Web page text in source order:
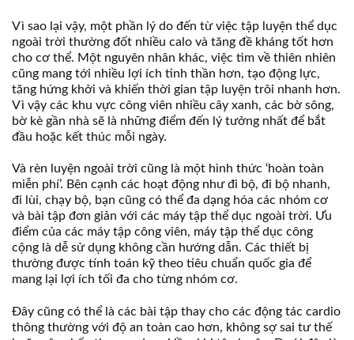
Vì sao lại vậy, một phần lý do đến từ việc tập luyện thể dục
ngoài trời thường đốt nhiều calo và tăng đề kháng tốt hơn
cho cơ thể. Một nguyên nhân khác, việc tìm về thiên nhiên
cũng mang tới nhiều lợi ích tinh thần hơn, tạo động lực,
tăng hứng khởi và khiến thời gian tập luyện trôi nhanh hơn.
Vì vậy các khu vực công viên nhiều cây xanh, các bờ sông,
bờ kè gần nhà sẽ là những điểm đến lý tưởng nhất để bắt
đầu hoặc kết thúc mỗi ngày.
Và rèn luyện ngoài trời cũng là một hình thức ‘hoàn toàn
miễn phí’. Bên cạnh các hoạt động như đi bộ, đi bộ nhanh,
đi lùi, chạy bộ, bạn cũng có thể đa dạng hóa các nhóm cơ
và bài tập đơn giản với các máy tập thể dục ngoài trời. Ưu
điểm của các máy tập công viên, máy tập thể dục công
cộng là dễ sử dụng không cần hướng dẫn. Các thiết bị
thường được tính toán kỹ theo tiêu chuẩn quốc gia để
mang lại lợi ích tối đa cho từng nhóm cơ.
Đây cũng có thể là các bài tập thay cho các động tác cardio
thông thường với độ an toàn cao hơn, không sợ sai tư thế